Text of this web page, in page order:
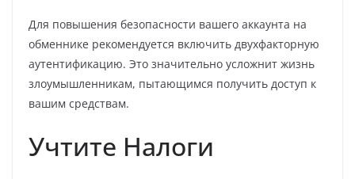
Для повышения безопасности вашего аккаунта на
обменнике рекомендуется включить двухфакторную
аутентификацию. Это значительно усложнит жизнь
злоумышленникам, пытающимся получить доступ к
вашим средствам.
Учтите Налоги